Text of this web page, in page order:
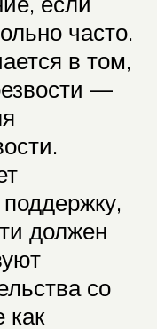
часто.
в том,
—
должен
со
как